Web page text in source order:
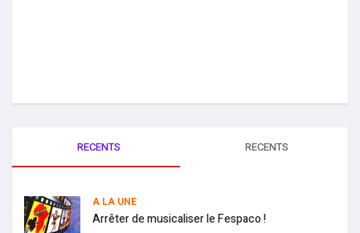
RECENTS RECENTS
A LA UNE
Arrêter de musicaliser le Fespaco !